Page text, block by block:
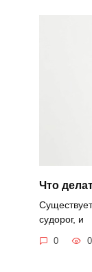
Что
судорог, и
0 0